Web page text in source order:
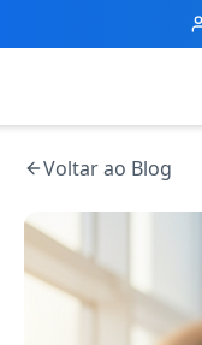
Voltar ao Blog